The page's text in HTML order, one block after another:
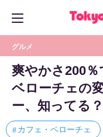
グルメ
爽やかさ200％
ベローチェの
ー、知ってる
カフェ・ベローチェ